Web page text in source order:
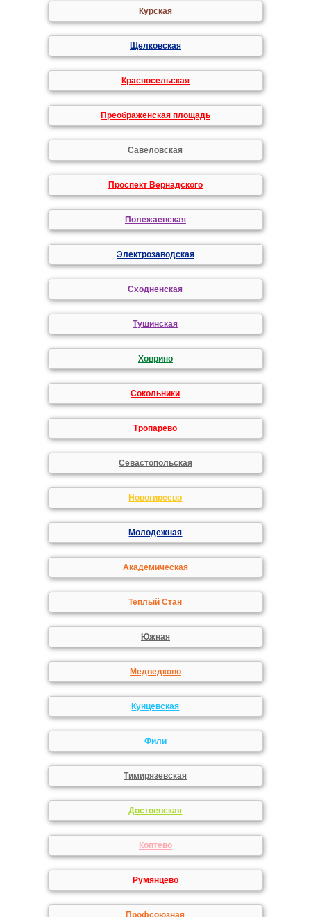
Курская
Щелковская
Красносельская
Преображенская площадь
Савеловская
Проспект Вернадского
Полежаевская
Электрозаводская
Сходненская
Тушинская
Ховрино
Сокольники
Тропарево
Севастопольская
Новогиреево
Молодежная
Академическая
Теплый Стан
Южная
Медведково
Кунцевская
Фили
Тимирязевская
Достоевская
Коптево
Румянцево
Профсоюзная